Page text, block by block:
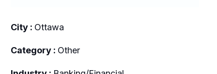
City : Ottawa
Category : Other